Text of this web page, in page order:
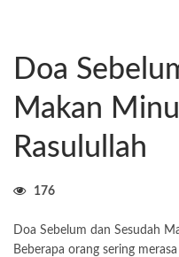
Doa
Makan
Rasulullah
176
Doa Sebelum dan Sesudah
Beberapa orang sering